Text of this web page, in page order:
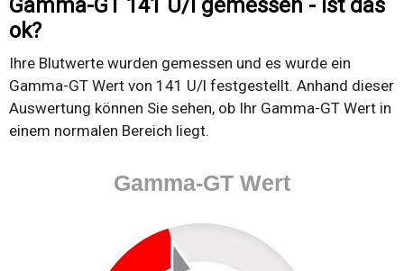
Gamma-GT 141 U/l gemessen - ist das
ok?
Ihre Blutwerte wurden gemessen und es wurde ein
Gamma-GT Wert von 141 U/l festgestellt. Anhand dieser
Auswertung können Sie sehen, ob Ihr Gamma-GT Wert in
einem normalen Bereich liegt.
Gamma-GT Wert